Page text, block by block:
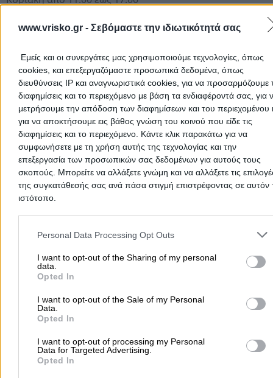
www.vrisko.gr - Σεβόμαστε την ιδιωτικότητά σας
Εμείς και οι συνεργάτες μας χρησιμοποιούμε τεχνολογίες, όπως
cookies, και επεξεργαζόμαστε προσωπικά δεδομένα, όπως
διευθύνσεις IP και αναγνωριστικά cookies, για να προσαρμόζουμε
διαφημίσεις και το περιεχόμενο με βάση τα ενδιαφέροντά σας, για
μετρήσουμε την απόδοση των διαφημίσεων και του περιεχομένου
για να αποκτήσουμε εις βάθος γνώση του κοινού που είδε τις
διαφημίσεις και το περιεχόμενο. Κάντε κλικ παρακάτω για να
συμφωνήσετε με τη χρήση αυτής της τεχνολογίας και την
επεξεργασία των προσωπικών σας δεδομένων για αυτούς τους
σκοπούς. Μπορείτε να αλλάξετε γνώμη και να αλλάξετε τις
της συγκατάθεσής σας ανά πάσα στιγμή επιστρέφοντας σε αυτόν
ιστότοπο.
Please note that this website/app uses one or more Google
and may gather and store information including but not limited to
to Google and its third-party tags to use your data for below
purposes in below Google consent section.
Personal Data Processing Opt Outs
I want to opt-out of the Sharing of my personal
data.
Opted In
I want to opt-out of the Sale of my Personal
Data.
Opted In
I want to opt-out of processing my Personal
Data for Targeted Advertising.
Opted In
Περιοχές που Εξυπηρετεί
Θεσσαλονίκη, Κατερίνη, Χαλκιδική, Γιαννιτσά, Κιλκίς,
Καβάλα
Τρόποι πληρωμής
Με μετρητά στην έδρα της επιχείρησης
Κατάθεση σε τραπεζικό λογαριασμό
Συνεργαζόμενες τράπεζες
Μήνες Λειτουργίας
Φεβρουάριος
Μάρτιος
Μάιος
Ιούνιος
Αύγουστος
Σεπτέμβριος